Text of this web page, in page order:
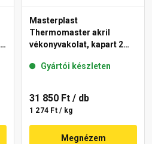
Masterplast
Thermomaster akril
vékonyvakolat, kapart 2
Gyártói készleten
31 850 Ft / db
1 274 Ft / kg
Megnézem